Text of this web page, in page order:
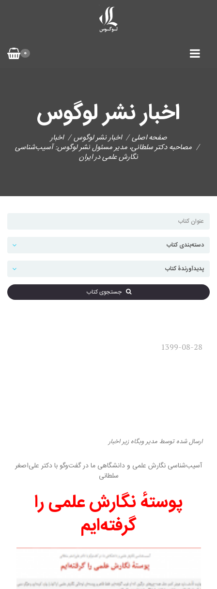
0
اخبار نشر لوگوس
صفحه اصلی اخبار نشر لوگوس
اخبار
مصاحبه دکتر سلطانی، مدیر مسئول نشر لوگوس: آسیب‌شناسی
نگارش علمی در ایران
جستجوی کتاب
1399-08-28
ارسال شدهتوسط مدیر وبگاه زیراخبار
آسیب‌شناسی نگارش علمی و دانشگاهی ما در گفت‌وگو با دکتر علی‌اصغر
سلطانی
پوستهٔ نگارش علمی را
گرفته‌ایم